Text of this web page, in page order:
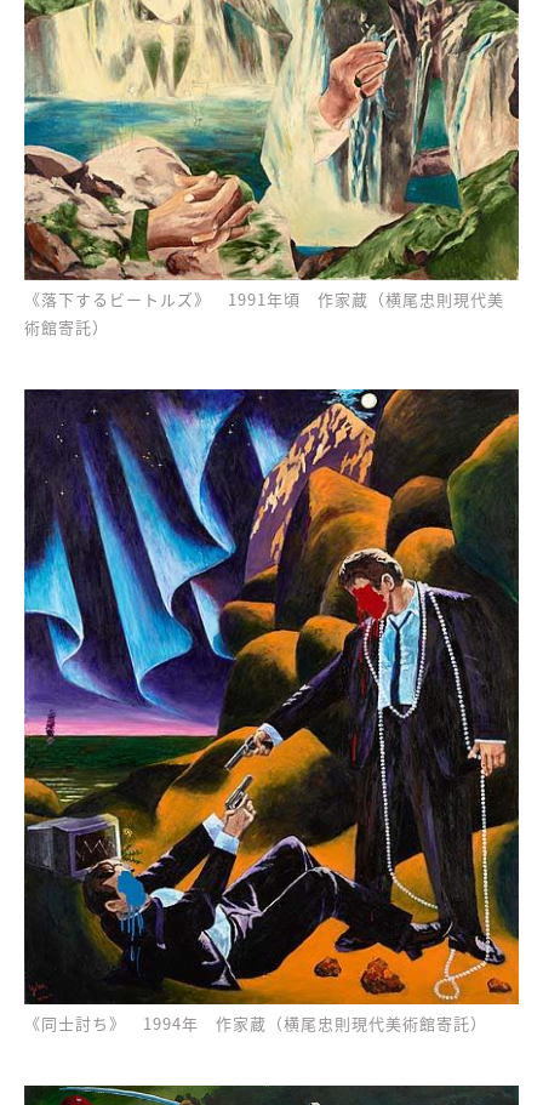
《落下するビートルズ》 1991年頃 作家蔵（横尾忠則現代美
術館寄託）
《同士討ち》 1994年 作家蔵（横尾忠則現代美術館寄託）